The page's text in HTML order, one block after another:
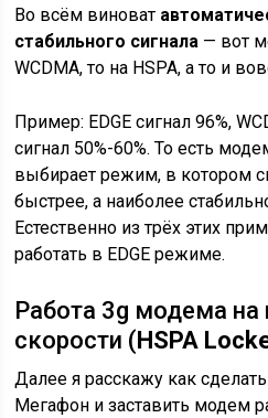
Во всём виноват
стабильного сигнала — вот
WCDMA, то на HSPA, а то и
Пример: EDGE сигнал 96%,
сигнал 50%-60%. То есть
выбирает режим, в котором
быстрее, а наиболее
Естественно из трёх этих
работать в EDGE режиме.
Работа 3g модема на
скорости (HSPA
Далее я расскажу как
Мегафон и заставить модем